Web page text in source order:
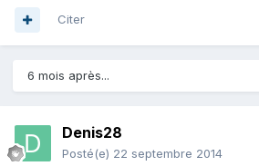
Citer
6 mois après...
Denis28
Posté(e) 22 septembre 2014